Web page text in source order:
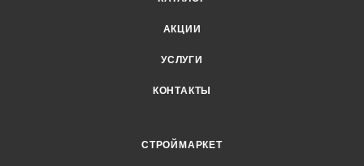
АКЦИИ
УСЛУГИ
КОНТАКТЫ
СТРОЙМАРКЕТ